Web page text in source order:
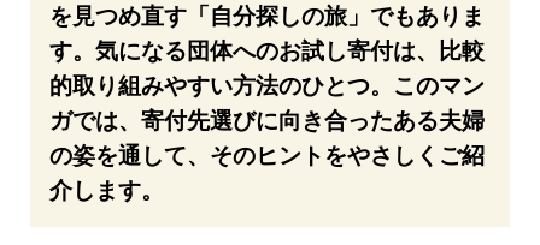
を見つめ直す「自分探しの旅」でもありま
す。気になる団体へのお試し寄付は、比較
的取り組みやすい方法のひとつ。このマン
ガでは、寄付先選びに向き合ったある夫婦
の姿を通して、そのヒントをやさしくご紹
介します。